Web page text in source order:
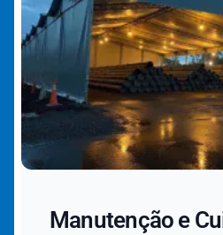
Manutenção e